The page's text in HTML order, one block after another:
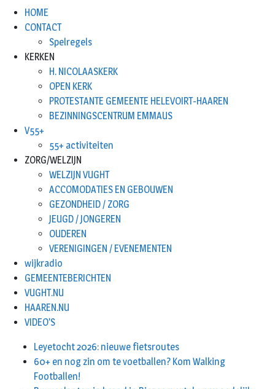
HOME
CONTACT
Spelregels
KERKEN
H. NICOLAASKERK
OPEN KERK
PROTESTANTE GEMEENTE HELEVOIRT-HAAREN
BEZINNINGSCENTRUM EMMAUS
V55+
55+ activiteiten
ZORG/WELZIJN
WELZIJN VUGHT
ACCOMODATIES EN GEBOUWEN
GEZONDHEID / ZORG
JEUGD / JONGEREN
OUDEREN
VERENIGINGEN / EVENEMENTEN
wijkradio
GEMEENTEBERICHTEN
VUGHT.NU
HAAREN.NU
VIDEO’S
Leyetocht 2026: nieuwe fietsroutes
60+ en nog zin om te voetballen? Kom Walking
Footballen!